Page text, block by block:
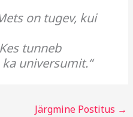
on tugev, kui
tunneb
universumit.“
Järgmine Postitus →